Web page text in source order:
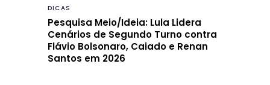
DICAS
Pesquisa Meio/Ideia: Lula Lidera
Cenários de Segundo Turno contra
Flávio Bolsonaro, Caiado e Renan
Santos em 2026